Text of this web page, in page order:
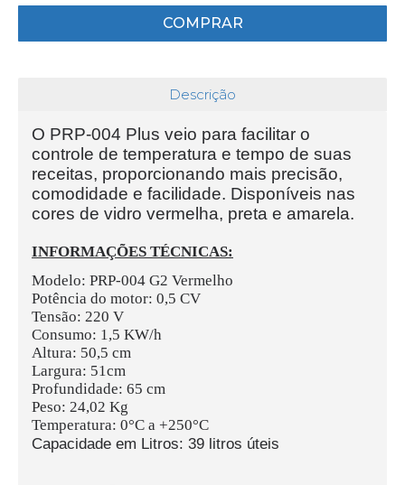
COMPRAR
Descrição
O PRP-004 Plus veio para facilitar o
controle de temperatura e tempo de suas
receitas, proporcionando mais precisão,
comodidade e facilidade. Disponíveis nas
cores de vidro vermelha, preta e amarela.
INFORMAÇÕES TÉCNICAS:
Modelo: PRP-004 G2 Vermelho
Potência do motor: 0,5 CV
Tensão: 220 V
Consumo: 1,5 KW/h
Altura: 50,5 cm
Largura: 51cm
Profundidade: 65 cm
Peso: 24,02 Kg
Temperatura: 0°C a +250°C
Capacidade em Litros: 39 litros úteis